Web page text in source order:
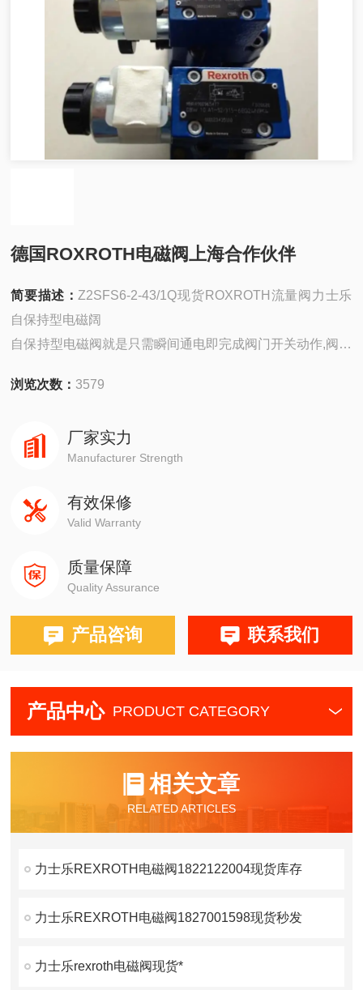
德国ROXROTH电磁阀上海合作伙伴
简要描述： Z2SFS6-2-43/1Q现货ROXROTH流量阀力士乐
自保持型电磁阔
自保持型电磁阀就是只需瞬间通电即完成阀门开关动作,阀芯
电源的场合，而且可不考虑温升，从而线圈寿命长，在高低
浏览次数：3579
厂家实力
Manufacturer Strength
有效保修
Valid Warranty
质量保障
Quality Assurance
产品咨询 联系我们
产品中心 PRODUCT CATEGORY
相关文章
RELATED ARTICLES
力士乐REXROTH电磁阀1822122004现货库存
力士乐REXROTH电磁阀1827001598现货秒发
力士乐rexroth电磁阀现货*